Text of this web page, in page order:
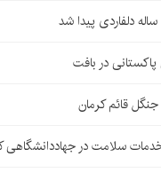
قائم کرمان
سلامت در جهاددانشگاهی